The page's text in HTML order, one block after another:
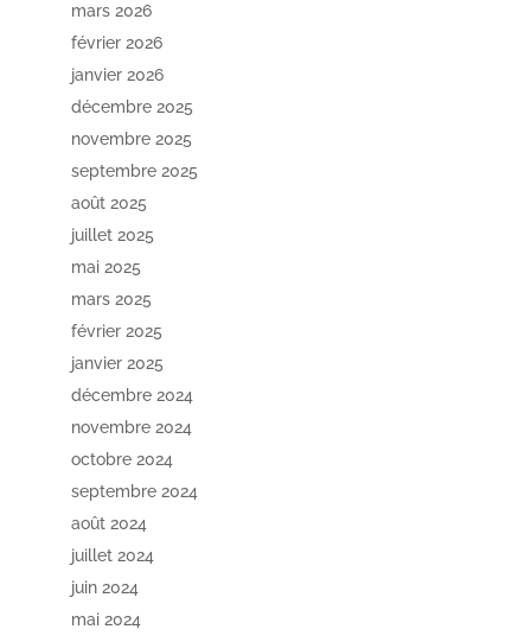
mars 2026
février 2026
janvier 2026
décembre 2025
novembre 2025
septembre 2025
août 2025
juillet 2025
mai 2025
mars 2025
février 2025
janvier 2025
décembre 2024
novembre 2024
octobre 2024
septembre 2024
août 2024
juillet 2024
juin 2024
mai 2024